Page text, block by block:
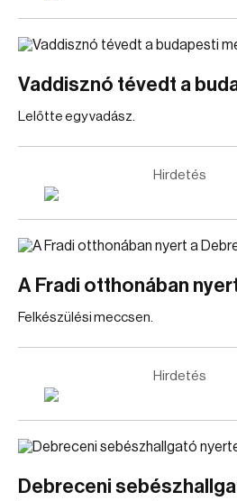
Vaddisznó tévedt a
Lelőtte egy vadász.
Hirdetés
A Fradi otthonában
Felkészülési meccsen.
Hirdetés
Debreceni